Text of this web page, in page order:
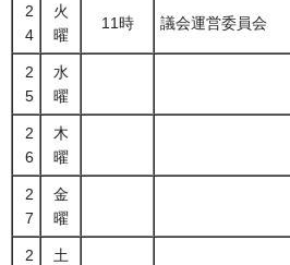
2
4
火
曜
11時 議会運営委員会
2
5
水
曜
2
6
木
曜
2
7
金
曜
2
土